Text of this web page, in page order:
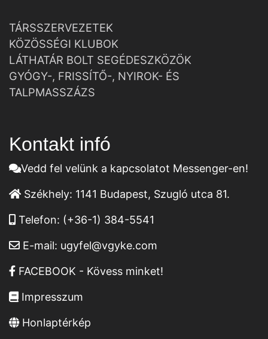
TÁRSSZERVEZETEK
KÖZÖSSÉGI KLUBOK
LÁTHATÁR BOLT SEGÉDESZKÖZÖK
GYÓGY-, FRISSÍTŐ-, NYIROK- ÉS
TALPMASSZÁZS
Kontakt infó
Vedd fel velünk a kapcsolatot Messenger-en!
Székhely: 1141 Budapest, Szugló utca 81.
Telefon: (+36-1) 384-5541
E-mail: ugyfel@vgyke.com
FACEBOOK - Kövess minket!
Impresszum
Honlaptérkép